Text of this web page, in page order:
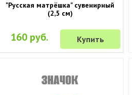
"Русская матрёшка" сувенирный
(2,5 см)
160 руб. Купить